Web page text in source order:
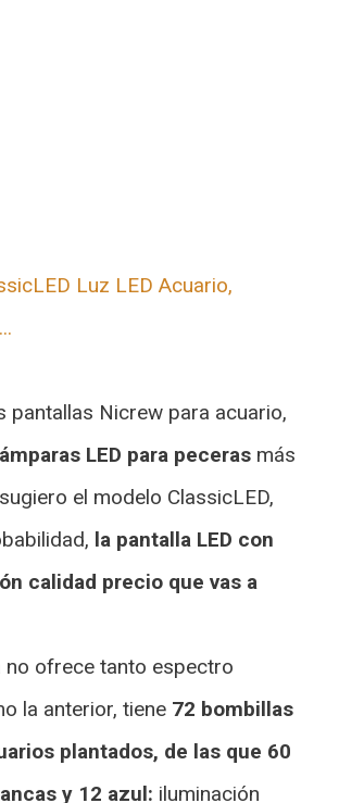
Luz LED Acuario,
pantallas Nicrew para acuario,
LED para peceras más
el modelo ClassicLED,
la pantalla LED con
calidad precio que vas a
no ofrece tanto espectro
la anterior, tiene 72 bombillas
plantados, de las que 60
y 12 azul: iluminación